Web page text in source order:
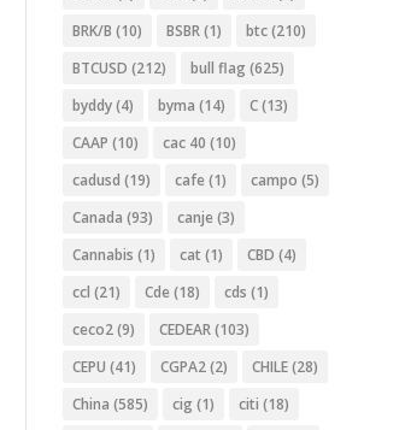
BRK/B (10) BSBR(1) btc(210)
BTCUSD (212) bull flag (625)
byddy(4) byma (14) C(13)
CAAP (10) cac 40 (10)
cadusd (19) cafe (1) campo (5)
Canada (93) canje (3)
Cannabis (1) cat (1) CBD (4)
ccl (21) Cde (18) cds (1)
ceco2(9) CEDEAR(103)
CEPU (41) CGPA2(2) CHILE(28)
China (585) cig (1) citi (18)